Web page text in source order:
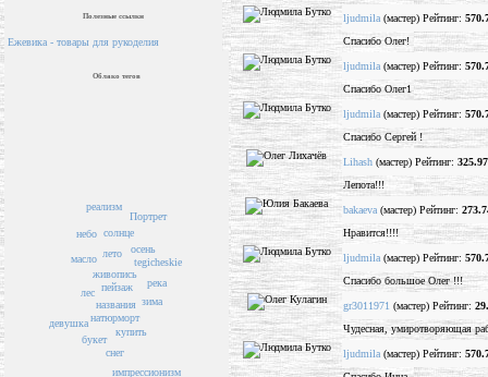
Полезные ссылки
Ежевика - товары для рукоделия
Облако тегов
пейзаж
названия
живопись
лето
натюрморт
купить
солнце
лес
зима
осень
букет
масло
река
снег
tegicheskie
реализм
небо
импрессионизм
Портрет
девушка
ljudmila (мастер) Рейтинг:
Спасибо Олег!
ljudmila (мастер) Рейтинг:
Спасибо Олег1
ljudmila (мастер) Рейтинг:
Спасибо Сергей !
Lihash (мастер) Рейтинг: 325.97
Лепота!!!
bakaeva (мастер) Рейтинг:
Нравится!!!!
ljudmila (мастер) Рейтинг:
Спасибо большое Олег !!!
gr3011971 (мастер) Рейтинг:
Чудесная, умиротворяющая
ljudmila (мастер) Рейтинг: